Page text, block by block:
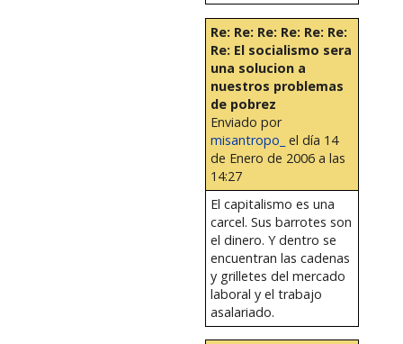
Re: Re: Re: Re: Re: Re:
Re: El socialismo sera
una solucion a
nuestros problemas
de pobrez
Enviado por
misantropo_ el día 14
de Enero de 2006 a las
14:27
El capitalismo es una
carcel. Sus barrotes son
el dinero. Y dentro se
encuentran las cadenas
y grilletes del mercado
laboral y el trabajo
asalariado.